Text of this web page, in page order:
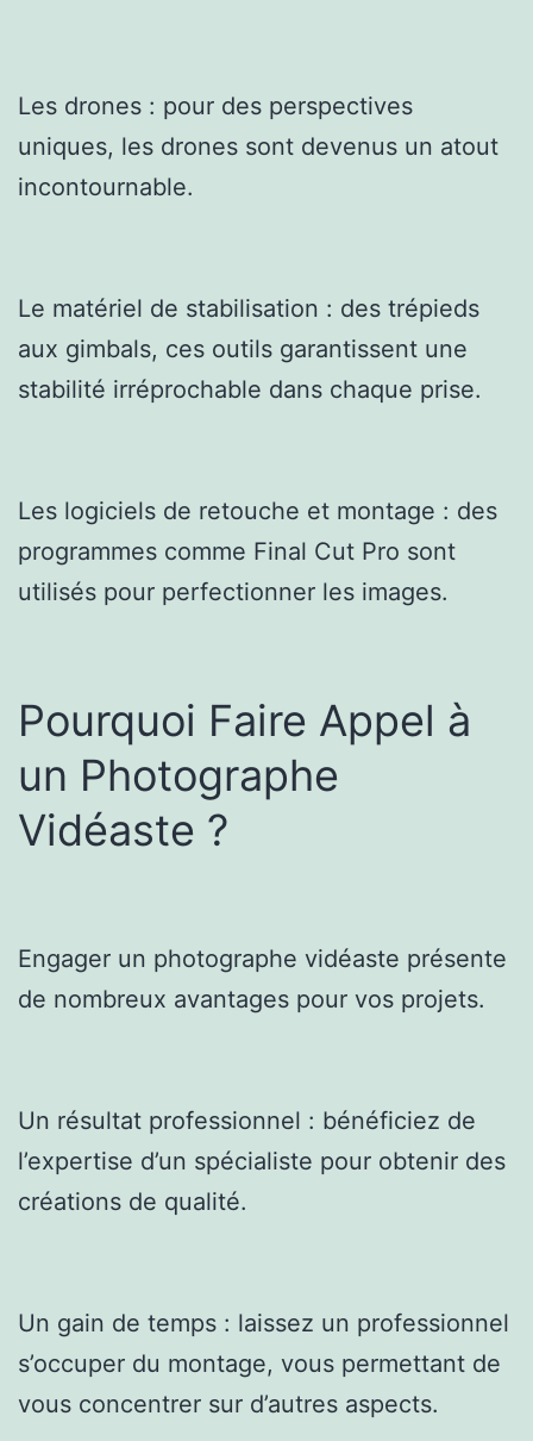
Les drones : pour des perspectives
uniques, les drones sont devenus un atout
incontournable.
Le matériel de stabilisation : des trépieds
aux gimbals, ces outils garantissent une
stabilité irréprochable dans chaque prise.
Les logiciels de retouche et montage : des
programmes comme Final Cut Pro sont
utilisés pour perfectionner les images.
Pourquoi Faire Appel à
un Photographe
Vidéaste ?
Engager un photographe vidéaste présente
de nombreux avantages pour vos projets.
Un résultat professionnel : bénéficiez de
l’expertise d’un spécialiste pour obtenir des
créations de qualité.
Un gain de temps : laissez un professionnel
s’occuper du montage, vous permettant de
vous concentrer sur d’autres aspects.